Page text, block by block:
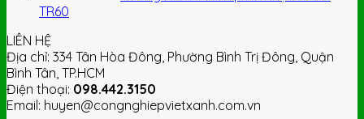
TR60
LIÊN HỆ
Địa chỉ: 334 Tân Hòa Đông, Phường Bình Trị Đông, Quận
Bình Tân, TP.HCM
Điện thoại: 098.442.3150
Email: huyen@congnghiepvietxanh.com.vn